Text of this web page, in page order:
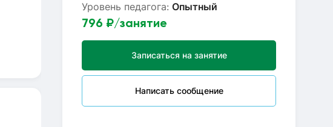
Уровень педагога: Опытный
796 ₽/занятие
Записаться на занятие
Написать сообщение